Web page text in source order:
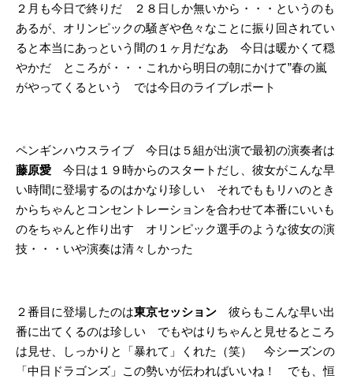
２月も今日で終りだ ２８日しか無いから・・・というのも
あるが、オリンピックの騒ぎや色々なことに振り回されてい
ると本当にあっという間の１ヶ月だなあ 今日は暖かくて穏
やかだ ところが・・・これから明日の朝にかけて”春の嵐
がやってくるという では今日のライブレポート
ペンギンハウスライブ 今日は５組が出演で最初の演奏者は
藤原愛 今日は１９時からのスタートだし、彼女がこんな早
い時間に登場するのはかなり珍しい それでももリハのとき
からちゃんとコンセントレーションを合わせて本番にいいも
のをちゃんと作り出す オリンピック選手のような彼女の演
技・・・いや演奏は清々しかった
２番目に登場したのは東京セッション 彼らもこんな早い出
番に出てくるのは珍しい でもやはりちゃんと見せるところ
は見せ、しっかりと「暴れて」くれた（笑） 今シーズンの
「中日ドラゴンズ」この勢いが伝わればいいね！ でも、恒